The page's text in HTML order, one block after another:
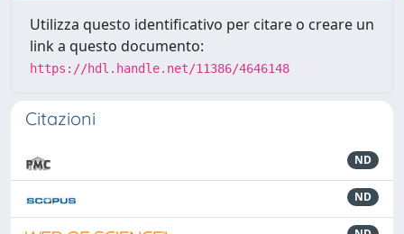
Utilizza questo identificativo per citare o creare un
link a questo documento:
https://hdl.handle.net/11386/4646148
Citazioni
ND
ND